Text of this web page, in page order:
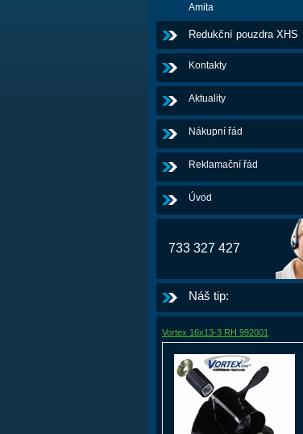
Amita
Redukční pouzdra XHS
Kontakty
Aktuality
Nákupní řád
Reklamační řád
Úvod
733 327 427
Náš tip:
Vortex 16x13-3 RH 992001